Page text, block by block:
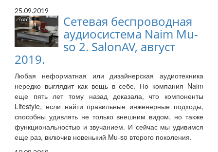
25.09.2019
Сетевая беспроводная
аудиосистема Naim Mu-
so 2. SalonAV, август
2019.
Любая неформатная или дизайнерская аудиотехника
нередко выглядит как вещь в себе. Но компания Naim
еще пять лет тому назад доказала, что компоненты
Lifestyle, если найти правильные инженерные подходы,
способны удивлять не только внешним видом, но также
функциональностью и звучанием. И сейчас мы удивимся
еще раз, включив новенький Mu-so второго поколения.